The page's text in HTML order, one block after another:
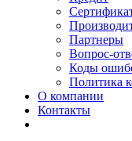
Партнеры
Вопрос-
Коды
Политика
О компании
Контакты